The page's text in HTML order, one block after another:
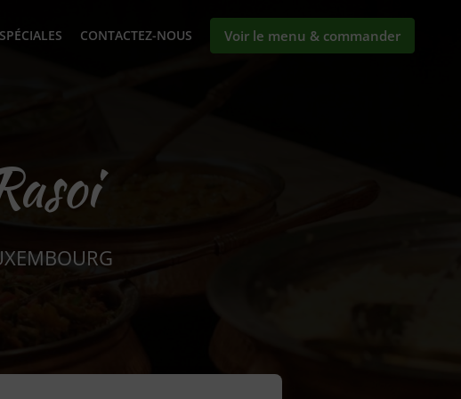
CONTACTEZ-NOUS Voir le menu & commander